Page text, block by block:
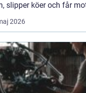
slipper köer och får
2026